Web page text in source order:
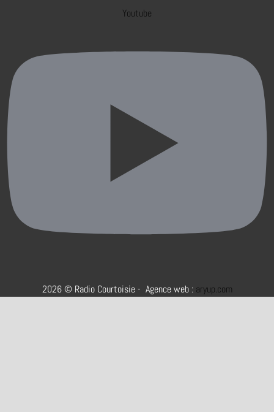
Youtube
2026 © Radio Courtoisie - Agence web : aryup.com